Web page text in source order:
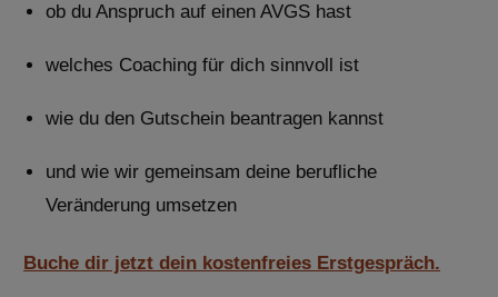
ob du Anspruch auf einen AVGS hast
welches Coaching für dich sinnvoll ist
wie du den Gutschein beantragen kannst
und wie wir gemeinsam deine berufliche
Veränderung umsetzen
Buche dir jetzt dein kostenfreies Erstgespräch.